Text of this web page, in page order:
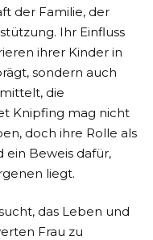
der Familie, der
Ihr Einfluss
ihrer Kinder in
sondern auch
die
Knipfing mag nicht
doch ihre Rolle als
ein Beweis dafür,
liegt.
das Leben und
Frau zu